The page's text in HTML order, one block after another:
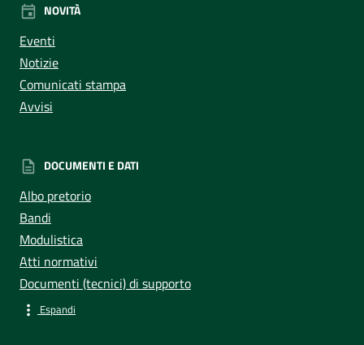
NOVITÀ
Eventi
Notizie
Comunicati stampa
Avvisi
DOCUMENTI E DATI
Albo pretorio
Bandi
Modulistica
Atti normativi
Documenti (tecnici) di supporto
Espandi